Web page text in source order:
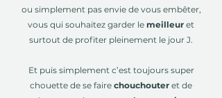
ou simplement pas envie de vous embêter,
vous qui souhaitez garder le meilleur et
surtout de profiter pleinement le jour J.
Et puis simplement c’est toujours super
chouette de se faire chouchouter et de